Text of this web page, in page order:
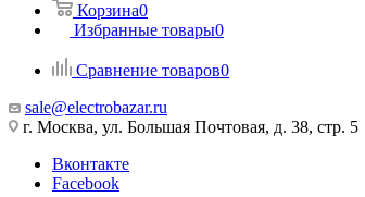
Корзина0
Избранные товары0
Сравнение товаров0
sale@electrobazar.ru
г. Москва, ул. Большая Почтовая, д. 38, стр. 5
Вконтакте
Facebook